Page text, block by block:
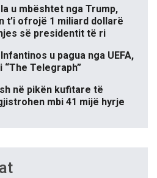
u mbështet nga Trump,
t’i ofrojë 1 miliard dollarë
së presidentit të ri
u pagua nga UEFA,
Telegraph”
në pikën kufitare të
mbi 41 mijë hyrje